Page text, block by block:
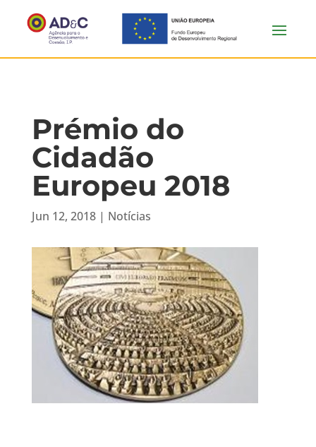
Prémio do
Cidadão
Europeu 2018
Jun 12, 2018| Notícias